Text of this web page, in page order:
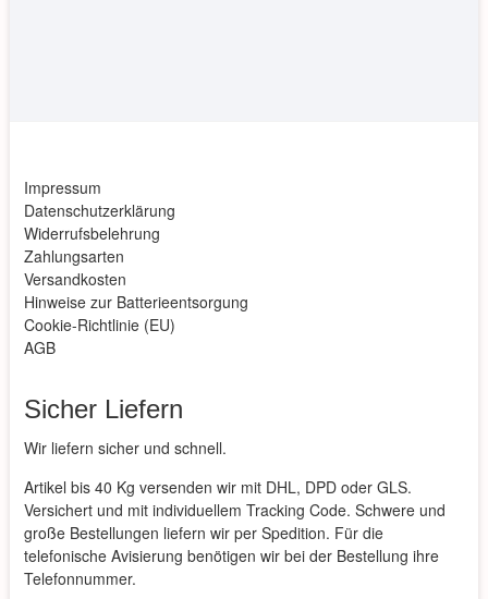
Impressum
Datenschutzerklärung
Widerrufsbelehrung
Zahlungsarten
Versandkosten
Hinweise zur Batterieentsorgung
Cookie-Richtlinie (EU)
AGB
Sicher Liefern
Wir liefern sicher und schnell.
Artikel bis 40 Kg versenden wir mit DHL, DPD oder GLS.
Versichert und mit individuellem Tracking Code. Schwere und
große Bestellungen liefern wir per Spedition. Für die
telefonische Avisierung benötigen wir bei der Bestellung ihre
Telefonnummer.